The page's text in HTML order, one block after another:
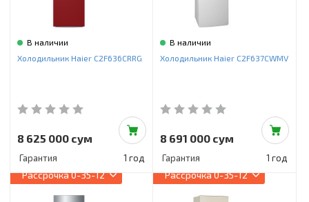
В наличии
Холодильник Haier C2F636CRRG
8 625 000 сум
Гарантия 1 год
В наличии
Холодильник Haier C2F637CWMV
8 691 000 сум
Гарантия 1 год
Рассрочка0-35-12 Рассрочка0-35-12